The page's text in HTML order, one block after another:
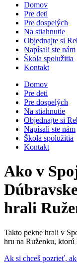
Domov
Pre deti
Pre dospelých
Na stiahnutie
Objednajte si
Napísali ste nám
Škola spolužitia
Kontakt
Domov
Pre deti
Pre dospelých
Na stiahnutie
Objednajte si
Napísali ste nám
Škola spolužitia
Kontakt
Ako v
hrali
Takto pekne hrali v
hru na Ruženku,
Ak si chceš pozrieť,